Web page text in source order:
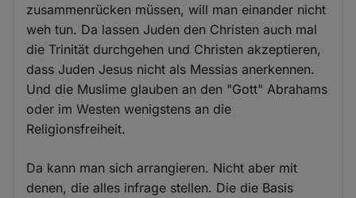
zusammenrücken müssen, will man einander nicht
weh tun. Da lassen Juden den Christen auch mal
die Trinität durchgehen und Christen akzeptieren,
dass Juden Jesus nicht als Messias anerkennen.
Und die Muslime glauben an den "Gott" Abrahams
oder im Westen wenigstens an die
Religionsfreiheit.
Da kann man sich arrangieren. Nicht aber mit
denen, die alles infrage stellen. Die die Basis